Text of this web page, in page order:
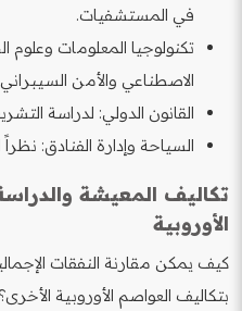
في المستشفيات.
تكنولوجيا المعلومات وعلوم
الاصطناعي والأمن
القانون الدولي: لدراسة
السياحة وإدارة الفنادق:
تكاليف المعيشة
الأوروبية
كيف يمكن مقارنة النفقات
بتكاليف العواصم الأوروبية الأخرى؟